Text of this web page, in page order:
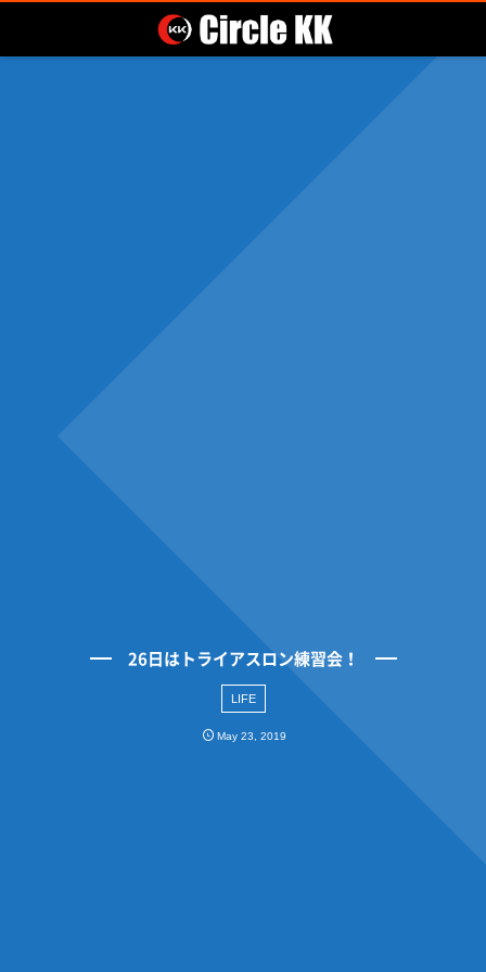
26日はトライアスロン練習会！
LIFE
May 23 ,2019